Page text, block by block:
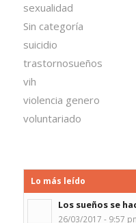
sexualidad
Sin categoría
suicidio
trastornosueños
vih
violencia genero
voluntariado
Lo más leído
Los sueños se
26/03/2017 - 9:57